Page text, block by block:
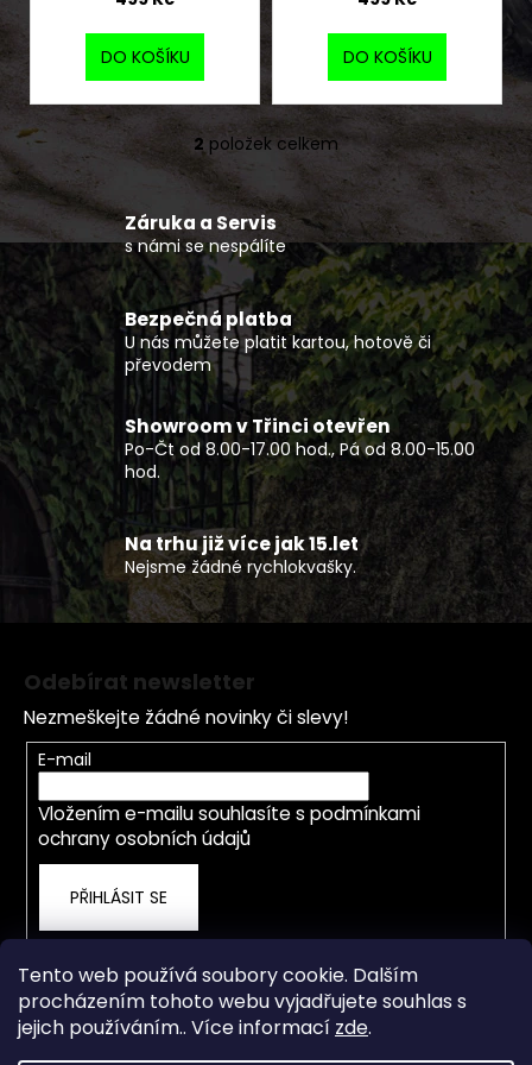
Tento web používá soubory cookie. Dalším
procházením tohoto webu vyjadřujete souhlas s
jejich používáním.. Více informací zde.
DO KOŠÍKU DO KOŠÍKU
O
l
á
d
a
c
í
p
r
v
k
y
v
ý
p
i
s
u
2 položek celkem
Záruka a Servis
s námi se nespálíte
Bezpečná platba
U nás můžete platit kartou, hotově či
převodem
Showroom v Třinci otevřen
Po-Čt od 8.00-17.00 hod., Pá od 8.00-15.00
hod.
Na trhu již více jak 15.let
Nejsme žádné rychlokvašky.
u
j
m
e
ČTYŘKOLKA
GOES
TERROX
550-
A
T3B
EPS
146
990
Kč
Odebírat newsletter
Nezmeškejte žádné novinky či slevy!
E-mail
Vložením e-mailu souhlasíte s podmínkami
ochrany osobních údajů
PŘIHLÁSIT SE